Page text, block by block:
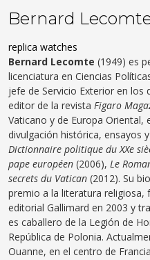
Bernard
replica watches
Bernard Lecomte (1949) es
licenciatura en Ciencias
jefe de Servicio Exterior en los
editor de la revista Figaro
Vaticano y de Europa Oriental,
divulgación histórica, ensayos
Dictionnaire politique du XXe
pape européen (2006), Le
secrets du Vatican (2012). Su
premio a la literatura religiosa,
editorial Gallimard en 2003 y
es caballero de la Legión de
República de Polonia.
Ouanne, en el centro de